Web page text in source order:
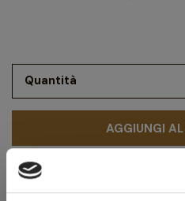
Quantità
AGGIUNGI
Scheda tecnica